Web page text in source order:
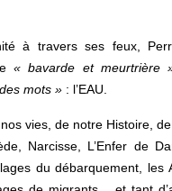
à travers ses feux,
« bavarde et meurtrière
mots » : l’EAU.
vies, de notre Histoire,
Narcisse, L’Enfer de
du débarquement, les